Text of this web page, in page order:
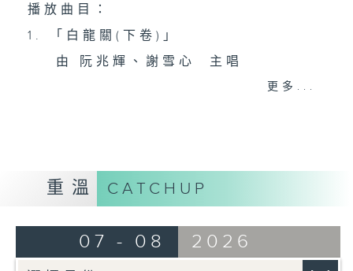
播放曲目：
1. 「白龍關(下卷)」
由 阮兆輝、謝雪心 主唱
3. 「幾度悔情慳」
更多...
重溫 CATCHUP
07 - 08 2026